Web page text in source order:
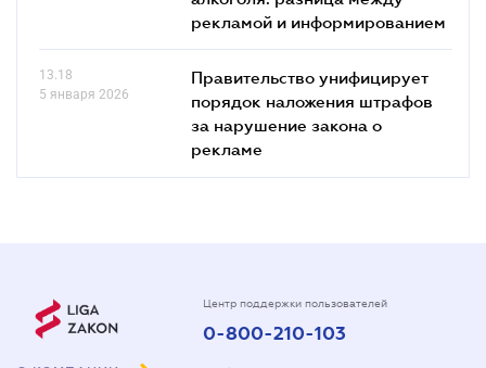
рекламой и информированием
13.18
5 января 2026
Правительство унифицирует
порядок наложения штрафов
за нарушение закона о
рекламе
Центр поддержки пользователей
0-800-210-103